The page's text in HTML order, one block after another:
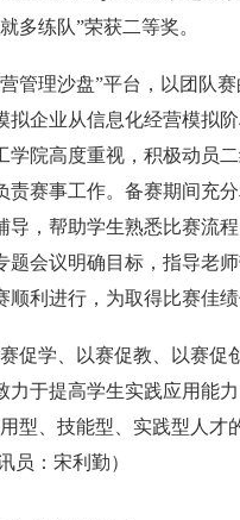
多练队”荣获二等奖。
理沙盘”平台，以团队赛
拟企业从信息化经营模拟
学院高度重视，积极动员
责赛事工作。备赛期间充
导，帮助学生熟悉比赛流
题会议明确目标，指导老
顺利进行，为取得比赛佳
学、以赛促教、以赛促
力于提高学生实践应用能
型、技能型、实践型人才
员：宋利勤）